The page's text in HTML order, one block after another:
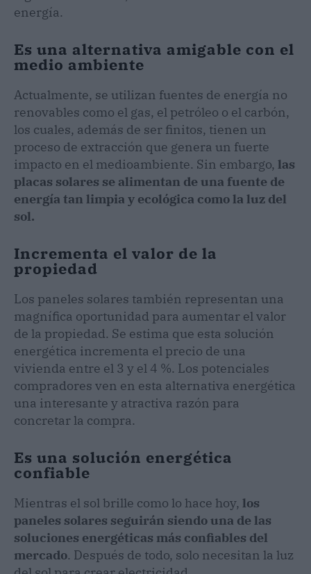
energía.
Es una alternativa amigable con el
medio ambiente
Actualmente, se utilizan fuentes de energía no
renovables como el gas, el petróleo o el carbón,
los cuales, además de ser finitos, tienen un
proceso de extracción que genera un fuerte
impacto en el medioambiente. Sin embargo, las
placas solares se alimentan de una fuente de
energía tan limpia y ecológica como la luz del
sol.
Incrementa el valor de la
propiedad
Los paneles solares también representan una
magnífica oportunidad para aumentar el valor
de la propiedad. Se estima que esta solución
energética incrementa el precio de una
vivienda entre el 3 y el 4 %. Los potenciales
compradores ven en esta alternativa energética
una interesante y atractiva razón para
concretar la compra.
Es una solución energética
confiable
Mientras el sol brille como lo hace hoy, los
paneles solares seguirán siendo una de las
soluciones energéticas más confiables del
mercado. Después de todo, solo necesitan la luz